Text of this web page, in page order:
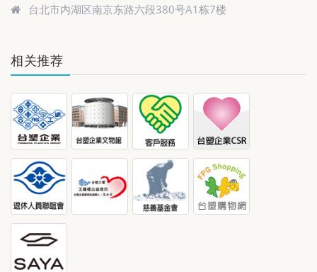
台北市内湖区南京东路六段380号A1栋7楼
相关推荐